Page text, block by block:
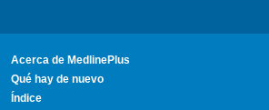
Acerca de MedlinePlus
Qué hay de nuevo
Índice